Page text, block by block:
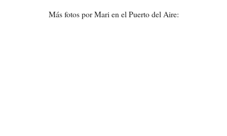
Más fotos por Mari en el Puerto del Aire: